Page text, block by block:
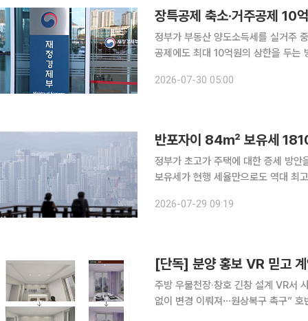
장특공제 축소·거주공제 10
정부가 부동산 양도소득세를 실거주
공제에도 최대 10억원의 상한을 두는 방안을 검토하고 있다.
2026-07-30 05:00
정부가 초고가 주택에 대한 증세 방안
보유세가 현행 세율만으로도 역대 최
2026-07-29 09:19
[단독] 분양 홍보 VR 믿고
주방 우물천장·창호 긴창 설계 VR서
없이 변경 이뤄져⋯원상복구 촉구” 호반건설이 경기 김포시 사우동 527일대에 분양한 ‘호반써밋 풍